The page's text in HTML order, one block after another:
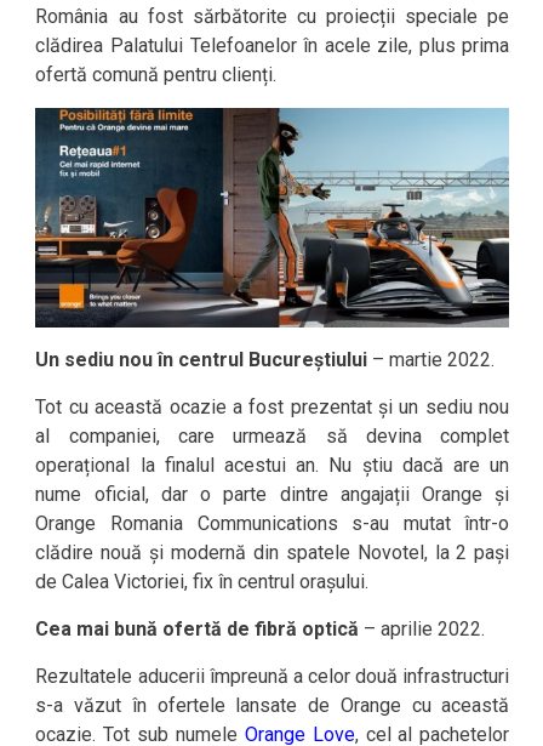
România au fost sărbătorite cu proiecții speciale pe
clădirea Palatului Telefoanelor în acele zile, plus prima
ofertă comună pentru clienți.
Un sediu nou în centrul Bucureștiului – martie 2022.
Tot cu această ocazie a fost prezentat și un sediu nou
al companiei, care urmează să devina complet
operațional la finalul acestui an. Nu știu dacă are un
nume oficial, dar o parte dintre angajații Orange și
Orange Romania Communications s-au mutat într-o
clădire nouă și modernă din spatele Novotel, la 2 pași
de Calea Victoriei, fix în centrul orașului.
Cea mai bună ofertă de fibră optică – aprilie 2022.
Rezultatele aducerii împreună a celor două infrastructuri
s-a văzut în ofertele lansate de Orange cu această
ocazie. Tot sub numele Orange Love, cel al pachetelor